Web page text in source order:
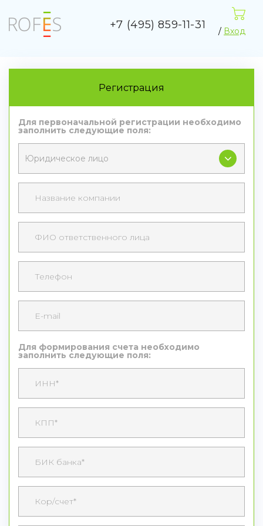
+7 (495) 859-11-31 / Вход
Регистрация
Для первоначальной регистрации необходимо
заполнить следующие поля:
Для формирования счета необходимо
заполнить следующие поля: